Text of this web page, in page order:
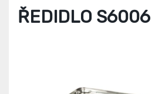
ŘEDIDLO S6006